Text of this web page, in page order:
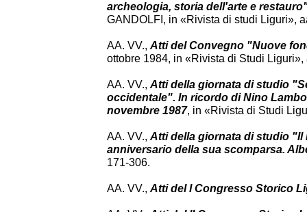
archeologia, storia dell'arte e
GANDOLFI, in «Rivista di studi Liguri»,
AA. VV., Atti del Convegno "Nuove
ottobre 1984, in «Rivista di Studi Liguri»,
AA. VV., Atti della giornata di studio
occidentale". In ricordo di Nino
novembre 1987, in «Rivista di Studi
AA. VV., Atti della giornata di studio
anniversario della sua scomparsa.
171-306.
AA. VV., Atti del I Congresso Storico